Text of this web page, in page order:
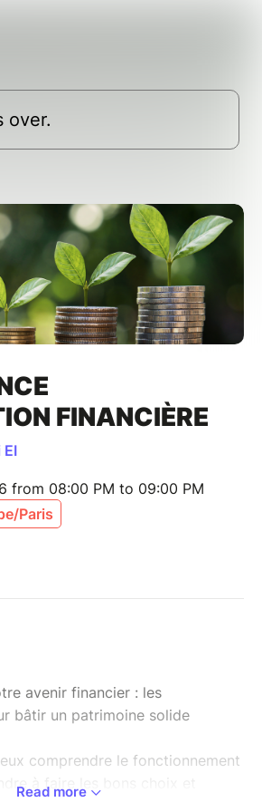
over.
FINANCIÈRE
from 08:00 PM to 09:00 PM
Paris
avenir financier : les
bâtir un patrimoine solide
comprendre le fonctionnement
à faire les bons choix et
Read more